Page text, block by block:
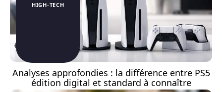
HIGH-TECH
Analyses approfondies : la différence entre PS5
édition digital et standard à connaître